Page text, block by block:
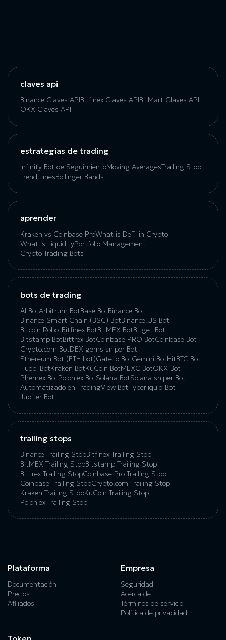
claves api
Binance Claves APIBitfinex Claves APIBitMart Claves API
OKX Claves API
estrategias de trading
Infinity Bot de SeguimientoMoving AveragesTrailing Stop
Trend LinesBollinger Bands
aprender
Kraken vs Coinbase ProWhat is DeFi in Crypto
What is LiquidityPortfolio Management
Crypto Trading Bots
bots de trading
AI BotArbitrum BotBase BotBinance Bot
Binance Smart Chain (BSC) BotBinance.US Bot
Bitcoin RobotBitfinex BotBitMEX BotBitget Bot
Bitstamp BotBittrex BotCoinbase PRO BotCoinbase Bot
Crypto.com BotDEX gems sniper Bot
Ethereum Bot (ETH bot)Gate.io BotGemini BotHitBTC Bot
Huobi BotKraken BotKuCoin BotMEXC BotOKX Bot
Phemex BotPoloniex BotSolana BotSolana sniper Bot
Automatizado en TradingView BotHyperliquid Bot
Jupiter Bot
trailing stops
Binance Trailing StopBitfinex Trailing Stop
BitMEX Trailing StopBitstamp Trailing Stop
Bittrex Trailing StopCoinbase Pro Trailing Stop
Coinbase Trailing StopCrypto.com Trailing Stop
Kraken Trailing StopKuСoin Trailing Stop
Poloniex Trailing Stop
Plataforma
Documentación
Precios
Afiliados
Empresa
Seguridad
Acerca de
Términos de servicio
Política de privacidad